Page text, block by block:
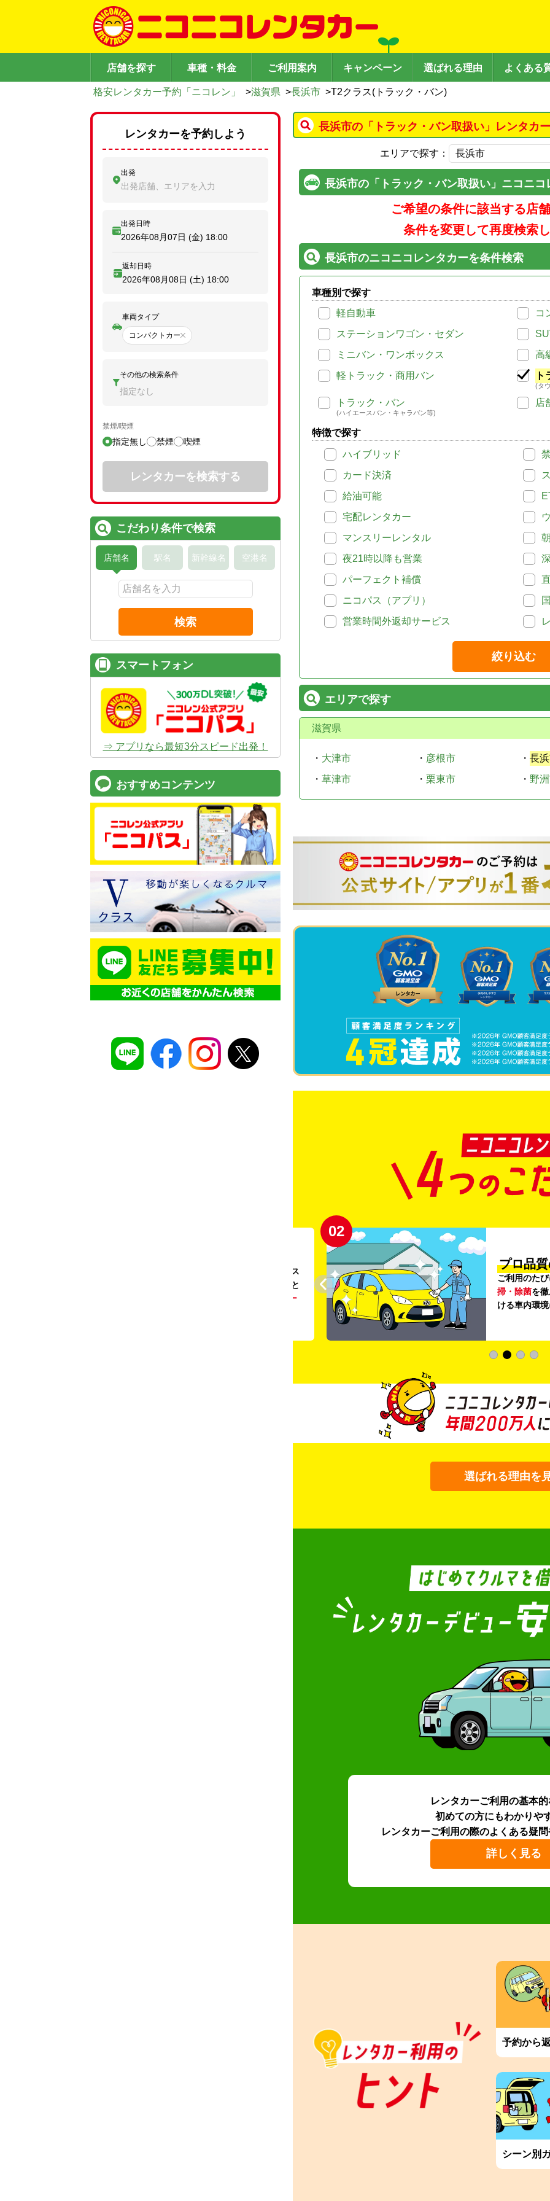
店舗を探す 車種・料金 ご利用案内 キャンペーン 選ばれる理由 よくある
格安レンタカー予約「ニコレン」 >滋賀県 >長浜市 >T2クラス(トラック・バン)
長浜市の「トラック・バン取扱い」レンタカ
エリアで探す：
長浜市の「トラック・バン取扱い」ニコニ
ご希望の条件に該当する店
条件を変更して再度検索
長浜市のニコニコレンタカーを条件検索
車種別で探す
軽自動車
コ
ステーションワゴン・セダン
ミニバン・ワンボックス
高
軽トラック・商用バン
(タ
トラック・バン
(ハイエースバン・キャラバン等)
店
特徴で探す
ハイブリッド
カード決済
給油可能
宅配レンタカー
マンスリーレンタル
夜21時以降も営業
パーフェクト補償
ニコパス（アプリ）
営業時間外返却サービス
絞り込む
エリアで探す
滋賀県
・ 大津市 ・ 彦根市 ・ 長
・ 草津市 ・ 栗東市 ・ 野
。ガソリンス
タンドや整備工場の既存インフラを活用すること
リー
02
プロ品
ご利用のた
掃・除菌を
ける車内環
選ばれる理由を
レンタカーご利用の基本
初めての方にもわかりや
レンタカーご利用の際のよくある疑問
詳しく見る
予約から
シーン別
レンタカーを予約しよう
出発
出発店舗、エリアを入力
出発日時
2026年08月07日 (金) 18:00
返却日時
2026年08月08日 (土) 18:00
車両タイプ
コンパクトカー
その他の検索条件
指定なし
禁煙/喫煙
指定無し 禁煙 喫煙
レンタカーを検索する
こだわり条件で検索
店舗名 駅名 新幹線名 空港名
検索
スマートフォン
⇒ アプリなら最短3分スピード出発！
おすすめコンテンツ